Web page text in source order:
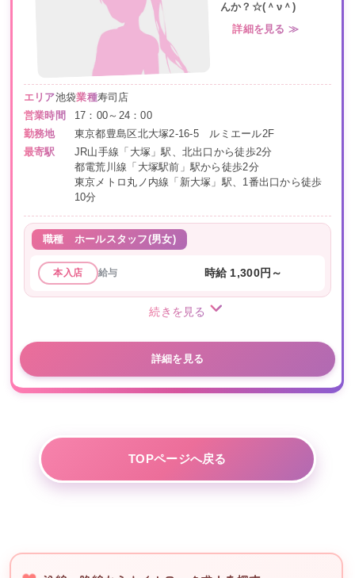
んか？☆(＾ν＾)
詳細を見る ≫
エリア池袋業種寿司店
営業時間
17：00～24：00
勤務地
東京都豊島区北大塚2-16-5 ルミエール2F
最寄駅
JR山手線「大塚」駅、北出口から徒歩2分
都電荒川線「大塚駅前」駅から徒歩2分
東京メトロ丸ノ内線「新大塚」駅、1番出口から徒歩
10分
職種 ホールスタッフ(男女)
本入店 給与 時給 1,300円～
続きを見る
詳細を見る
TOPページへ戻る